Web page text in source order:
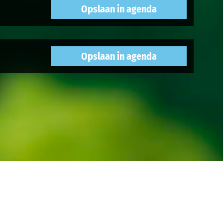
Opslaan in agenda
Opslaan in agenda